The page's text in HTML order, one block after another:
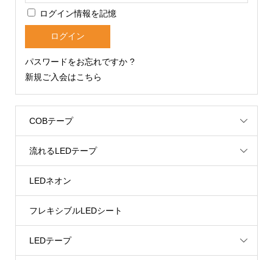
ログイン情報を記憶
パスワードをお忘れですか ?
新規ご入会はこちら
COBテープ
流れるLEDテープ
LEDネオン
フレキシブルLEDシート
LEDテープ